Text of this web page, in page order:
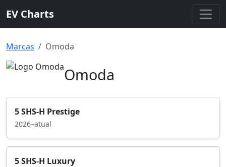
EV Charts
Marcas Omoda
Omoda
5 SHS-H Prestige
2026–atual
5 SHS-H Luxury